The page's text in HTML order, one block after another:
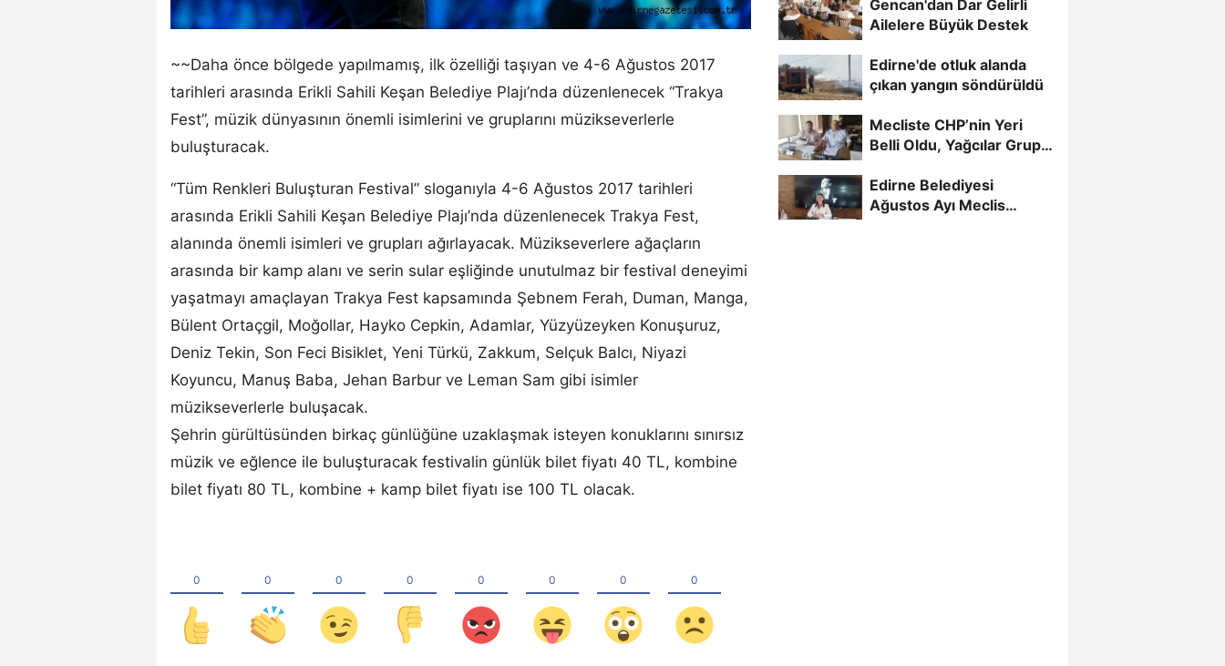
~~Daha önce bölgede yapılmamış, ilk özelliği taşıyan ve 4-6 Ağustos 2017
tarihleri arasında Erikli Sahili Keşan Belediye Plajı’nda düzenlenecek “Trakya
Fest”, müzik dünyasının önemli isimlerini ve gruplarını müzikseverlerle
buluşturacak.
“Tüm Renkleri Buluşturan Festival” sloganıyla 4-6 Ağustos 2017 tarihleri
arasında Erikli Sahili Keşan Belediye Plajı’nda düzenlenecek Trakya Fest,
alanında önemli isimleri ve grupları ağırlayacak. Müzikseverlere ağaçların
arasında bir kamp alanı ve serin sular eşliğinde unutulmaz bir festival deneyimi
yaşatmayı amaçlayan Trakya Fest kapsamında Şebnem Ferah, Duman, Manga,
Bülent Ortaçgil, Moğollar, Hayko Cepkin, Adamlar, Yüzyüzeyken Konuşuruz,
Deniz Tekin, Son Feci Bisiklet, Yeni Türkü, Zakkum, Selçuk Balcı, Niyazi
Koyuncu, Manuş Baba, Jehan Barbur ve Leman Sam gibi isimler
müzikseverlerle buluşacak.
Şehrin gürültüsünden birkaç günlüğüne uzaklaşmak isteyen konuklarını sınırsız
müzik ve eğlence ile buluşturacak festivalin günlük bilet fiyatı 40 TL, kombine
bilet fiyatı 80 TL, kombine + kamp bilet fiyatı ise 100 TL olacak.
Gencan'dan Dar Gelirli
Ailelere Büyük Destek
Edirne'de otluk alanda
çıkan yangın söndürüldü
Mecliste CHP’nin Yeri
Belli Oldu, Yağcılar Grup
Edirne Belediyesi
Ağustos Ayı Meclis